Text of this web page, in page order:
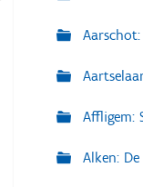
Affligem:
Alken: